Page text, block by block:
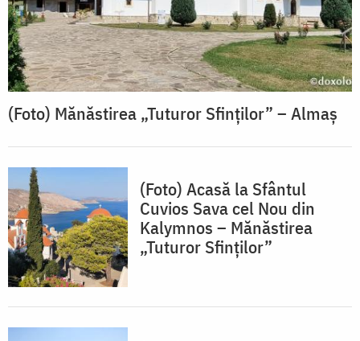
(Foto) Mănăstirea „Tuturor Sfinților” – Almaș
(Foto) Acasă la Sfântul
Cuvios Sava cel Nou din
Kalymnos – Mănăstirea
„Tuturor Sfinților”